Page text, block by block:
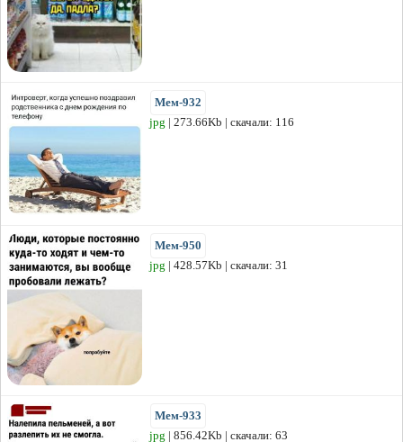
Мем-932
jpg | 273.66Kb | скачали: 116
Мем-950
jpg | 428.57Kb | скачали: 31
Мем-933
jpg | 856.42Kb | скачали: 63